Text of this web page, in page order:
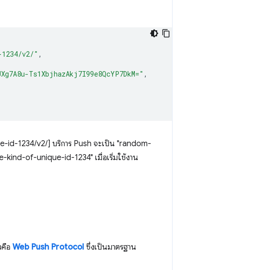
v2/" ,
Ts1XbjhazAkj7I99e8QcYP7DkM=" ,
1234/v2/] บริการ Push จะเป็น "random-
kind-of-unique-id-1234" เมื่อเริ่มใช้งาน
คือ Web Push Protocol ซึ่งเป็นมาตรฐาน